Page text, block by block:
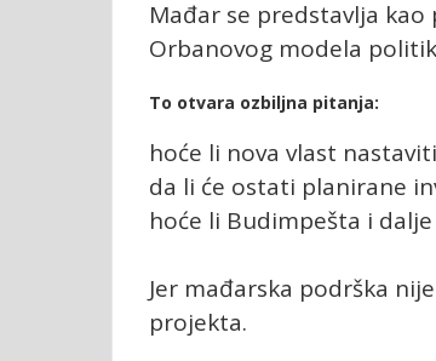
Mađar se predstavlja
Orbanovog modela
To otvara ozbiljna pitanja:
hoće li nova vlast
da li će ostati planirane
hoće li Budimpešta i
Jer mađarska podrška
projekta.